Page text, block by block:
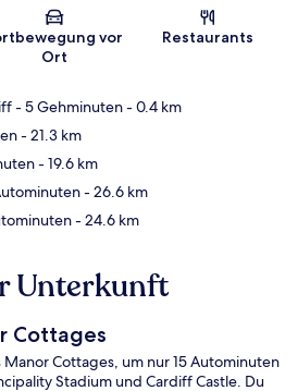
Karte
vor
Ort
Restaurants
- 5 Gehminuten- 0.4 km
- 21.3 km
- 19.6 km
- 26.6 km
- 24.6 km
Unterkunft
Cottages
Cottages, um nur 15 Autominuten
Stadium und Cardiff Castle. Du